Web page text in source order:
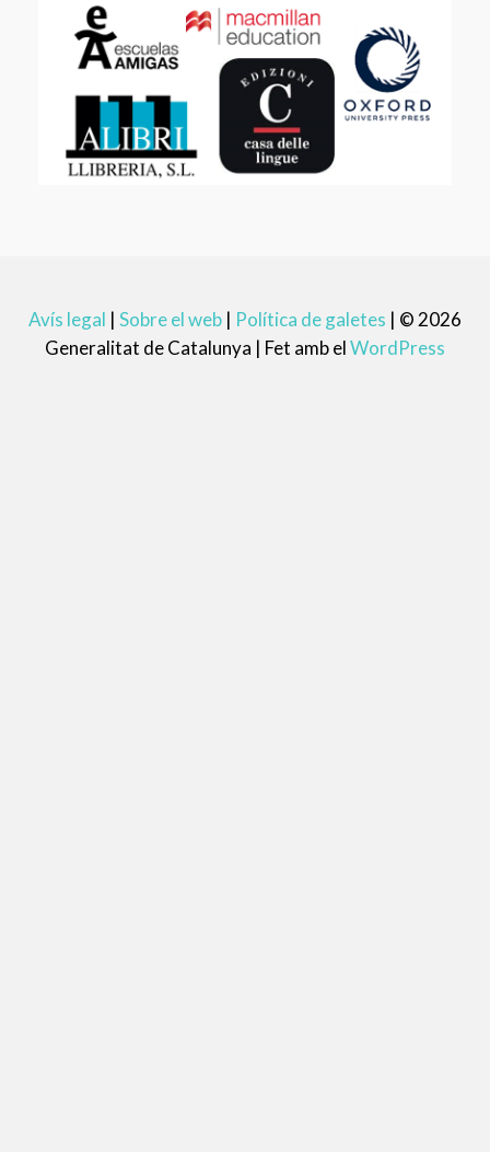
Avís legal | Sobre el web | Política de galetes | © 2026
Generalitat de Catalunya | Fet amb elWordPress